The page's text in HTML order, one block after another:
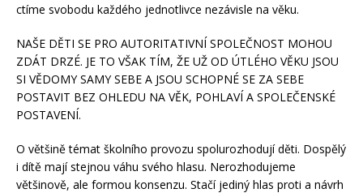
ctíme svobodu každého jednotlivce nezávisle na věku.
NAŠE DĚTI SE PRO AUTORITATIVNÍ SPOLEČNOST MOHOU
ZDÁT DRZÉ. JE TO VŠAK TÍM, ŽE UŽ OD ÚTLÉHO VĚKU JSOU
SI VĚDOMY SAMY SEBE A JSOU SCHOPNÉ SE ZA SEBE
POSTAVIT BEZ OHLEDU NA VĚK, POHLAVÍ A SPOLEČENSKÉ
POSTAVENÍ.
O většině témat školního provozu spolurozhodují děti. Dospělý
i dítě mají stejnou váhu svého hlasu. Nerozhodujeme
většinově, ale formou konsenzu. Stačí jediný hlas proti a návrh